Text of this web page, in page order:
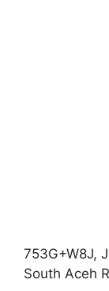
753G+W8J,
South Aceh